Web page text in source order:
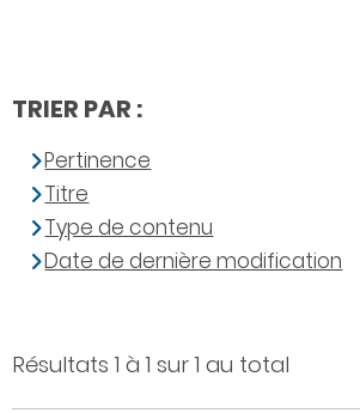
Résultats 1 à 1 sur 1 au total
TRIER PAR :
Pertinence
Titre
Type de contenu
Date de dernière modification